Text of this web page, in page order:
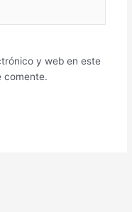
y web en este
comente.